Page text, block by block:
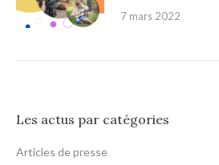
7 mars 2022
Les actus par catégories
Articles de presse